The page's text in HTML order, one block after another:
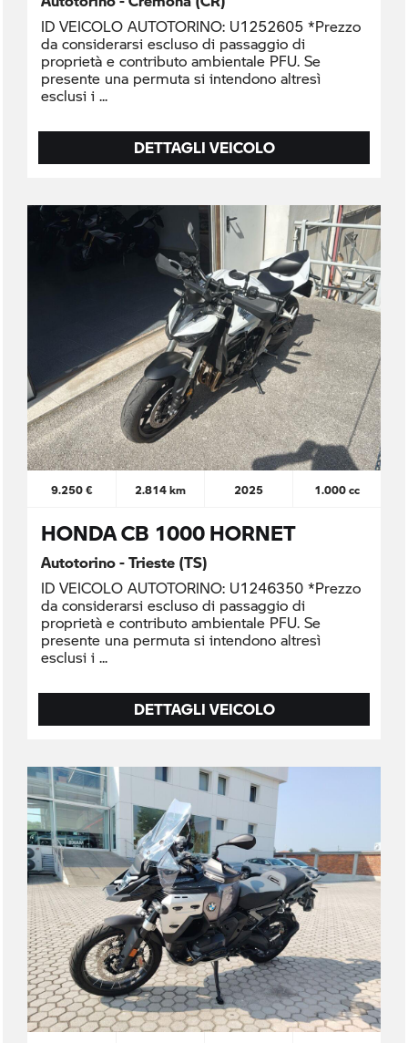
ID VEICOLO AUTOTORINO: U1252605 *Prezzo
da considerarsi escluso di passaggio di
proprietà e contributo ambientale PFU. Se
presente una permuta si intendono altresì
esclusi i
DETTAGLI VEICOLO
9.250 € 2.814 km 2025 1.000 cc
HONDA CB 1000 HORNET
Autotorino - Trieste (TS)
ID VEICOLO AUTOTORINO: U1246350 *Prezzo
da considerarsi escluso di passaggio di
proprietà e contributo ambientale PFU. Se
presente una permuta si intendono altresì
esclusi i
DETTAGLI VEICOLO